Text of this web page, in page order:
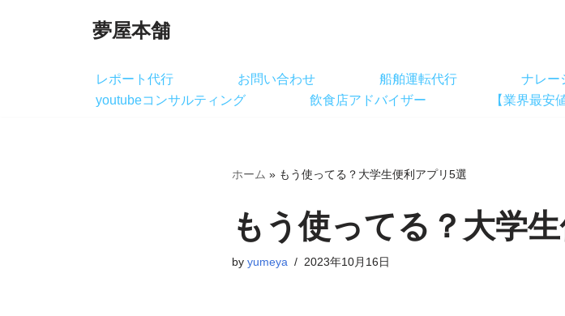
夢屋本舗
レポート代行 お問い合わせ 船舶運転代行 ナレー
youtubeコンサルティング
飲食店アドバイザー 【業界最安
ホーム » もう使ってる？大学生便利アプリ5選
もう使ってる？大学
by yumeya 2023年10月16日